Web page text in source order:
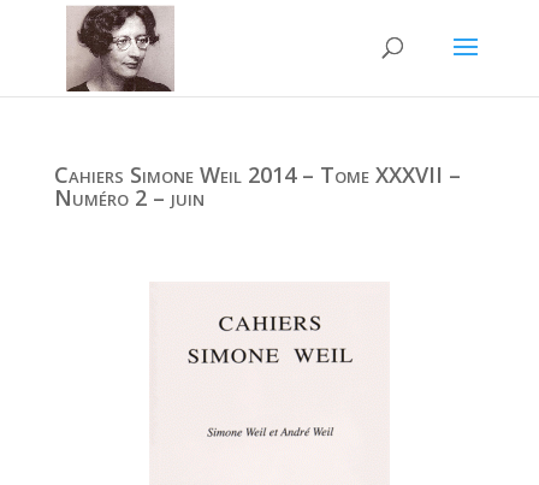
Cahiers Simone Weil 2014 – Tome XXXVII –
Numéro 2 – juin